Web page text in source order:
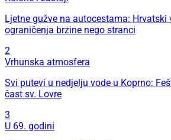
Ljetne gužve na autocestama:
ograničenja brzine nego stranci
2
Vrhunska atmosfera
Svi putevi u nedjelju vode u Koprno:
čast sv. Lovre
3
U 69. godini